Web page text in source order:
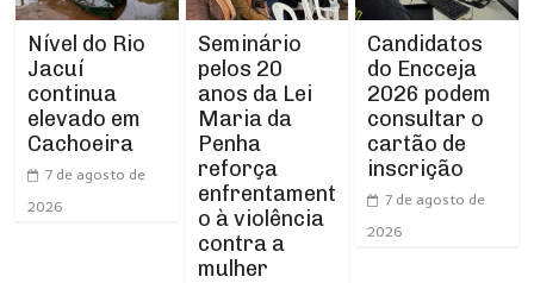
Nível do Rio
Jacuí
continua
elevado em
Cachoeira
7 de agosto de
2026
Seminário
pelos 20
anos da Lei
Maria da
Penha
reforça
enfrentament
o à violência
contra a
mulher
Candidatos
do Encceja
2026 podem
consultar o
cartão de
inscrição
7 de agosto de
2026